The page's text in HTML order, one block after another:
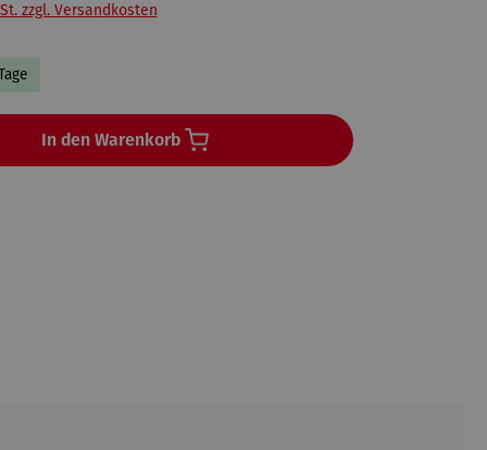
zzgl. Versandkosten
In den Warenkorb